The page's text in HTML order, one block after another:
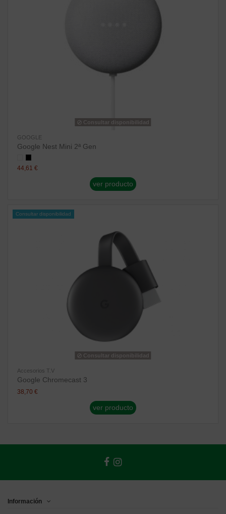
Consultar disponibilidad
GOOGLE
Google Nest Mini 2ª Gen
44,61 €
ver producto
Consultar disponibilidad
Consultar disponibilidad
Accesorios T.V
Google Chromecast 3
38,70 €
ver producto
Información